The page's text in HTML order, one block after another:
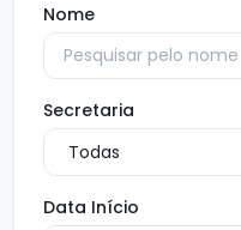
Nome
Secretaria
Data Início